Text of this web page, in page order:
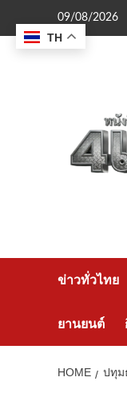
content
09/08/2026
ข่าวทั่วไทย
ยานยนต์
HOME ปทุม
TH